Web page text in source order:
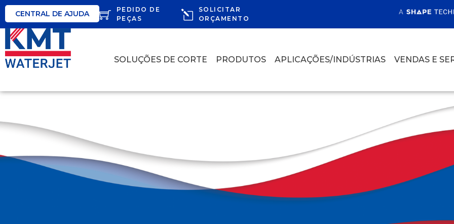
CENTRAL DE AJUDA
PEDIDO DE
PEÇAS
SOLICITAR
ORÇAMENTO
SOLUÇÕES DE CORTE PRODUTOS APLICAÇÕES/INDÚSTRIAS VENDAS E